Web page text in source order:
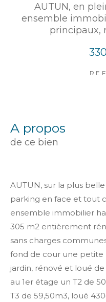
AUTUN, en
ensemble
principaux,
a propos
de ce bien
AUTUN, sur la plus
parking en face et tout
ensemble immobilier
305 m2 entièrement
sans charges
fond de cour une petite
jardin, rénové et loué
au 1er étage un T2 de
T3 de 59,50m3, loué